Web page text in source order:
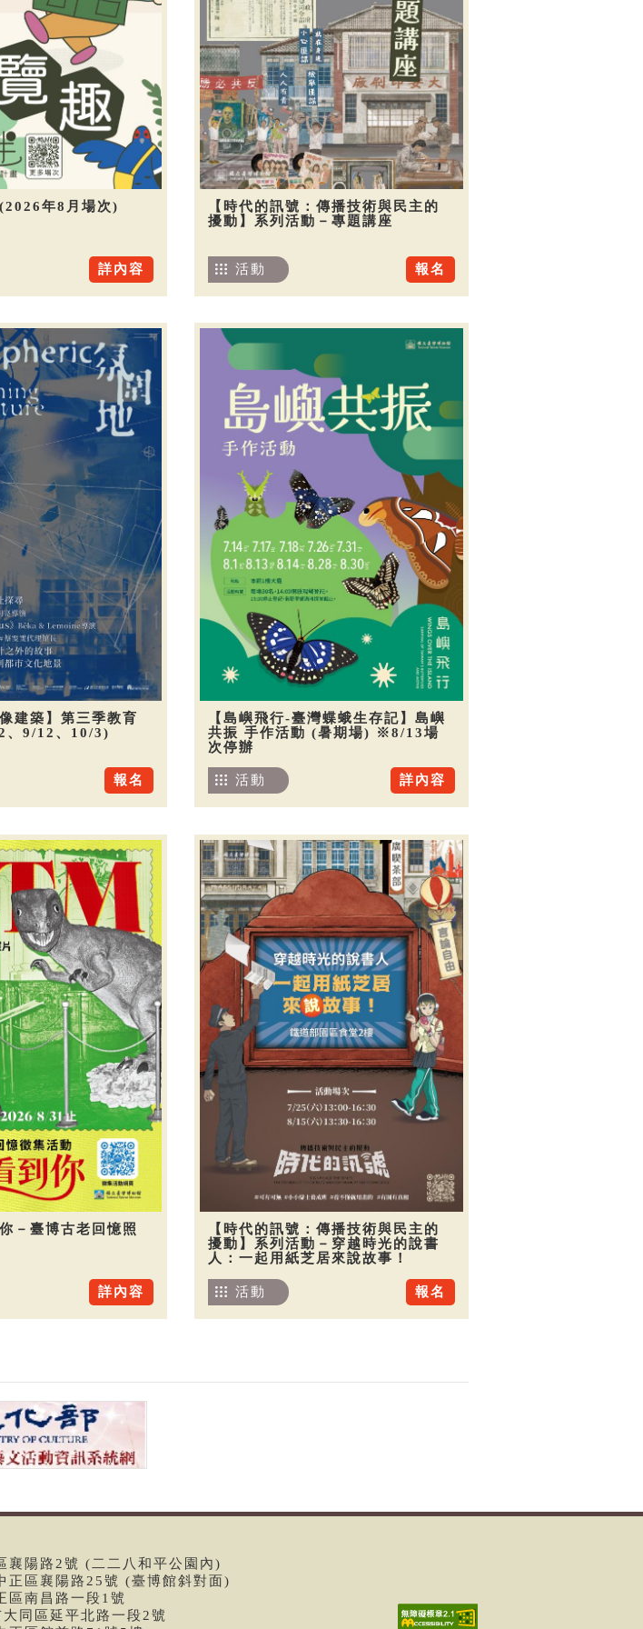
年8月場次)
詳內容
【時代的訊號：傳播技術與民主的
擾動】系列活動－專題講座
報名
活動
建築】第三季教育
、9/12、10/3)
報名
【島嶼飛行-臺灣蝶蛾生存記】島嶼
共振 手作活動 (暑期場) ※8/13場
次停辦
詳內容
活動
－臺博古老回憶照
詳內容
【時代的訊號：傳播技術與民主的
擾動】系列活動－穿越時光的說書
人：一起用紙芝居來說故事！
報名
活動
陽路2號 (二二八和平公園內)
區襄陽路25號 (臺博館斜對面)
南昌路一段1號
同區延平北路一段2號